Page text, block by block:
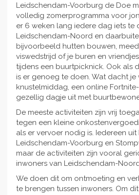
Leidschendam-Voorburg de Doe
volledig zomerprogramma voor
er 6 weken lang iedere dag iets te
Leidschendam-Noord en
bijvoorbeeld hutten bouwen,
viswedstrijd of je buren en
tijdens een buurtpicknick. Ook als
is er genoeg te doen. Wat dacht je
knustelmiddag, een online
gezellig dagje uit met
De meeste activiteiten zijn vrij
tegen een kleine
als er vervoer nodig is. Iedereen uit
Leidschendam-Voorburg en
maar de activiteiten zijn vooral
inwoners van Leidschendam-
We doen dit om ontmoeting en
te brengen tussen inwoners. Om